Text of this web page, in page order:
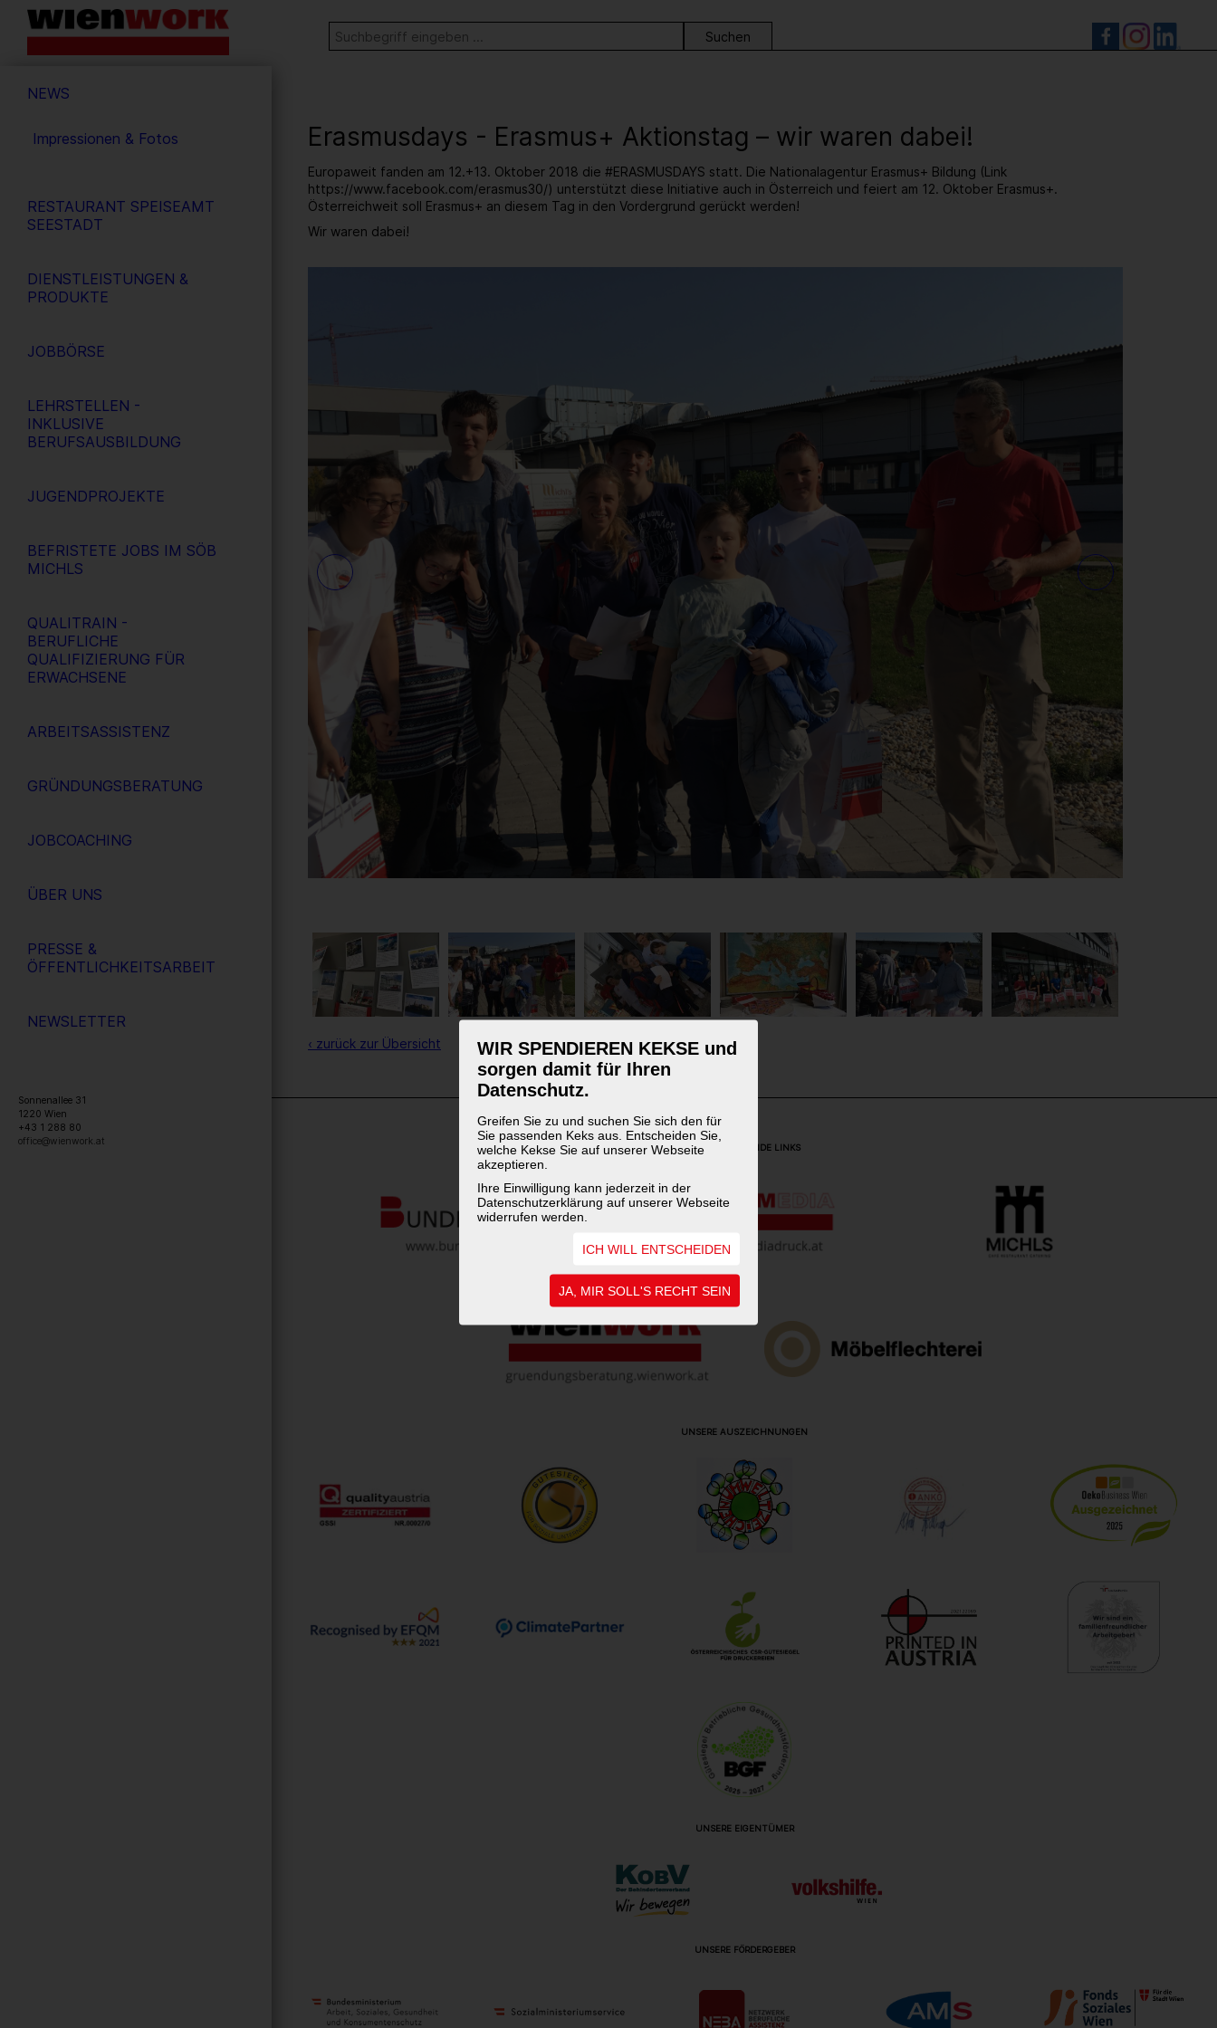
WIR SPENDIEREN KEKSE und
sorgen damit für Ihren
Datenschutz.
Greifen Sie zu und suchen Sie sich den für
Sie passenden Keks aus. Entscheiden Sie,
welche Kekse Sie auf unserer Webseite
akzeptieren.
Ihre Einwilligung kann jederzeit in der
Datenschutzerklärung auf unserer Webseite
widerrufen werden.
ICH WILL ENTSCHEIDEN
JA, MIR SOLL'S RECHT SEIN
Barrierefreie
Bedienung
Webseite
Stichwortsuche
SUCHE
NEWS
Impressionen & Fotos
RESTAURANT SPEISEAMT
SEESTADT
DIENSTLEISTUNGEN &
PRODUKTE
JOBBÖRSE
LEHRSTELLEN -
INKLUSIVE
BERUFSAUSBILDUNG
JUGENDPROJEKTE
BEFRISTETE JOBS IM SÖB
MICHLS
QUALITRAIN -
BERUFLICHE
QUALIFIZIERUNG FÜR
ERWACHSENE
ARBEITSASSISTENZ
GRÜNDUNGSBERATUNG
JOBCOACHING
ÜBER UNS
PRESSE &
ÖFFENTLICHKEITSARBEIT
NEWSLETTER
Sonnenallee 31
1220 Wien
+43 1 288 80
office@wienwork.at
Erasmusdays - Erasmus+ Aktionstag – wir waren dabei!
Europaweit fanden am 12.+13. Oktober 2018 die #ERASMUSDAYS statt. Die Nationalagentur Erasmus+ Bildung (Link
https://www.facebook.com/erasmus30/) unterstützt diese Initiative auch in Österreich und feiert am 12. Oktober Erasmus+.
Österreichweit soll Erasmus+ an diesem Tag in den Vordergrund gerückt werden!
Wir waren dabei!
‹ zurück zur Übersicht
WEITERFÜHRENDE LINKS
UNSERE AUSZEICHNUNGEN
UNSERE EIGENTÜMER
UNSERE FÖRDERGEBER